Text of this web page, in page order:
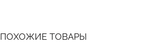
ПОХОЖИЕ ТОВАРЫ